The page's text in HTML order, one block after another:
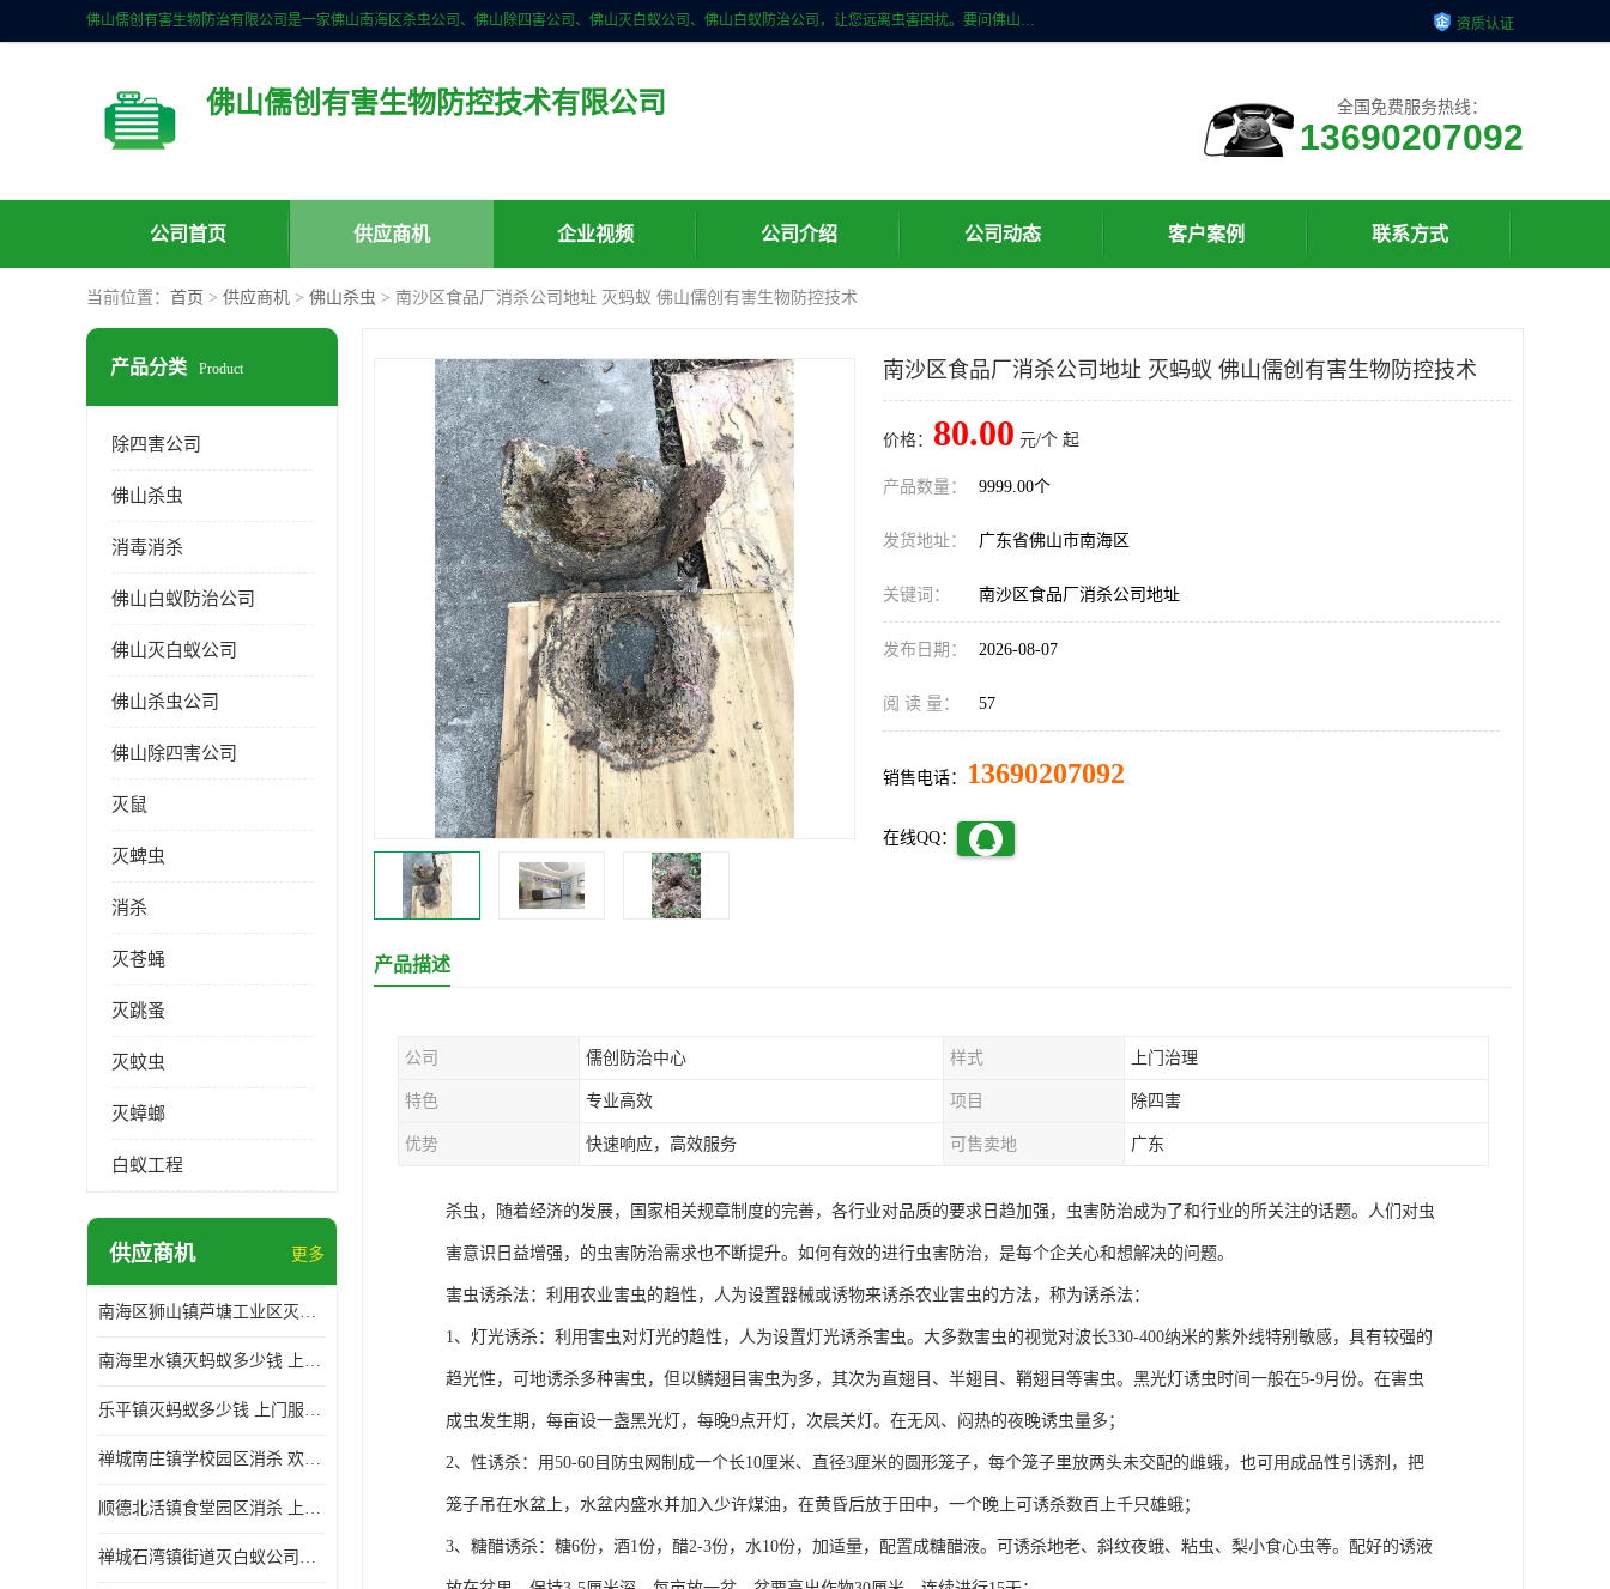
佛山儒创有害生物防治有限公司是一家佛山南海区杀虫公司、佛山除四害公司、佛山灭白蚁公司、佛山白蚁防治公司，让您远离虫害困扰。要问佛山白蚁防治哪家好？佛山儒创有害生物防治有限公司全佛山、广州，正规公司，上门勘查，可靠，售后有保障。 资质认证
佛山儒创有害生物防控技术有限公司 全国免费服务热线：
13690207092
公司首页 供应商机 企业视频 公司介绍 公司动态 客户案例 联系方式
当前位置： 首页 > 供应商机 > 佛山杀虫 > 南沙区食品厂消杀公司地址 灭蚂蚁 佛山儒创有害生物防控技术
产品分类 Product
除四害公司
佛山杀虫
消毒消杀
佛山白蚁防治公司
佛山灭白蚁公司
佛山杀虫公司
佛山除四害公司
灭鼠
灭蜱虫
消杀
灭苍蝇
灭跳蚤
灭蚊虫
灭蟑螂
白蚁工程
供应商机 更多
南海区狮山镇芦塘工业区灭白蚁多少钱 上门服务 确定方案
南海里水镇灭蚂蚁多少钱 上门服务 确定方案
乐平镇灭蚂蚁多少钱 上门服务 确定方案
禅城南庄镇学校园区消杀 欢迎电话咨询 价格优惠
顺德北活镇食堂园区消杀 上门服务 确定方案
禅城石湾镇街道灭白蚁公司电话 病媒生物防治 上门服务 确定方案
南沙区食品厂消杀公司地址 灭蚂蚁 佛山儒创有害生物防控技术
价格： 80.00 元/个 起
产品数量： 9999.00个
发货地址： 广东省佛山市南海区
关键词： 南沙区食品厂消杀公司地址
发布日期： 2026-08-07
阅 读 量： 57
销售电话： 13690207092
在线QQ：
产品描述
公司 儒创防治中心 样式 上门治理
特色 专业高效 项目 除四害
优势 快速响应，高效服务 可售卖地 广东
杀虫，随着经济的发展，国家相关规章制度的完善，各行业对品质的要求日趋加强，虫害防治成为了和行业的所关注的话题。人们对虫
害意识日益增强，的虫害防治需求也不断提升。如何有效的进行虫害防治，是每个企关心和想解决的问题。
害虫诱杀法：利用农业害虫的趋性，人为设置器械或诱物来诱杀农业害虫的方法，称为诱杀法：
1、灯光诱杀：利用害虫对灯光的趋性，人为设置灯光诱杀害虫。大多数害虫的视觉对波长330-400纳米的紫外线特别敏感，具有较强的
趋光性，可地诱杀多种害虫，但以鳞翅目害虫为多，其次为直翅目、半翅目、鞘翅目等害虫。黑光灯诱虫时间一般在5-9月份。在害虫
成虫发生期，每亩设一盏黑光灯，每晚9点开灯，次晨关灯。在无风、闷热的夜晚诱虫量多；
2、性诱杀：用50-60目防虫网制成一个长10厘米、直径3厘米的圆形笼子，每个笼子里放两头未交配的雌蛾，也可用成品性引诱剂，把
笼子吊在水盆上，水盆内盛水并加入少许煤油，在黄昏后放于田中，一个晚上可诱杀数百上千只雄蛾；
3、糖醋诱杀：糖6份，酒1份，醋2-3份，水10份，加适量，配置成糖醋液。可诱杀地老、斜纹夜蛾、粘虫、梨小食心虫等。配好的诱液